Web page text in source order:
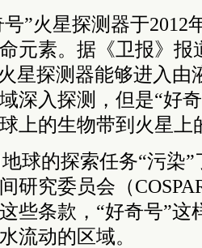
”火星探测器于2012
元素。据《卫报》报
星探测器能够进入由
深入探测，但是“好
上的生物带到火星上
球的探索任务“污染
研究委员会（
些条款，“好奇号”这
流动的区域。